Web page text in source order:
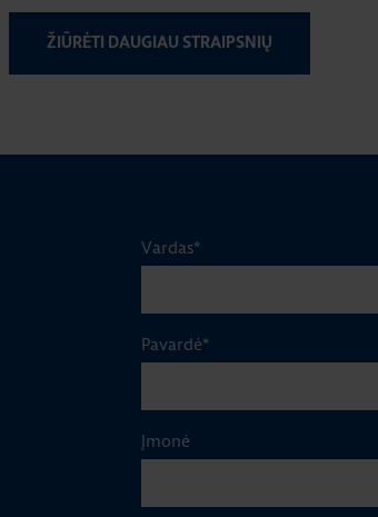
ŽIŪRĖTI DAUGIAU STRAIPSNIŲ
Vardas*
Pavardė*
Įmonė